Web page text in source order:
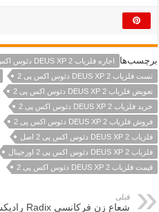
برچسب‌ها
اجاره فلزیاب DEUS XP 2 دئوس اکس پی 2
تست فلزیاب DEUS XP 2 دئوس اکس پی 2
تعویض فلزیاب DEUS XP 2 دئوس اکس پی 2
خرید فلزیاب DEUS XP 2 دئوس اکس پی 2
فروش فلزیاب DEUS XP 2 دئوس اکس پی 2
فلزیاب DEUS XP 2 دئوس اکس پی 2 اصل
فلزیاب DEUS XP 2 دئوس اکس پی 2 اورجینال
قیمت فلزیاب DEUS XP 2 دئوس اکس پی 2
قبلی
شعاع زن فرکانسی Radix رادیکس